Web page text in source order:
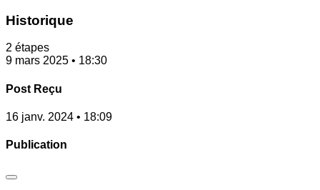
Historique
2 étapes
9 mars 2025 • 18:30
Post Reçu
16 janv. 2024 • 18:09
Publication